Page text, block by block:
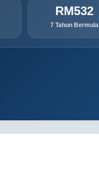
RM532
7 Tahun Bermula